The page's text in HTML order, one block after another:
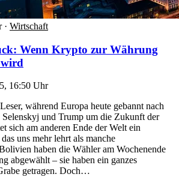
· Wirtschaft
Wenn Krypto zur Währung
16:50 Uhr
während Europa heute gebannt nach
und Trump um die Zukunft der
sich am anderen Ende der Welt ein
uns mehr lehrt als manche
haben die Wähler am Wochenende
abgewählt – sie haben ein ganzes
getragen. Doch…